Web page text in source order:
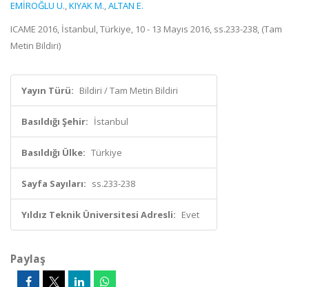
EMİROĞLU U.,KIYAK M.,ALTAN E.
ICAME 2016, İstanbul, Türkiye, 10 - 13 Mayıs 2016, ss.233-238, (Tam
Metin Bildiri)
Yayın Türü: Bildiri / Tam Metin Bildiri
Basıldığı Şehir: İstanbul
Basıldığı Ülke: Türkiye
Sayfa Sayıları: ss.233-238
Yıldız Teknik Üniversitesi Adresli: Evet
Paylaş